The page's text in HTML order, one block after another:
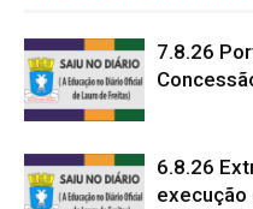
7.8.26
6.8.26
execução